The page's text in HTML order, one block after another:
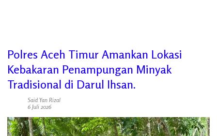
Polres Aceh Timur Amankan Lokasi
Kebakaran Penampungan Minyak
Tradisional di Darul Ihsan.
Said Yan Rizal
6 Juli 2026